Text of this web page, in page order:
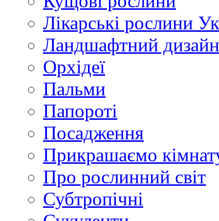
Лікарські рослини
Ландшафтний дизайн
Орхідеї
Пальми
Папороті
Посадження
Прикрашаємо
Про рослинний світ
Субтропічні